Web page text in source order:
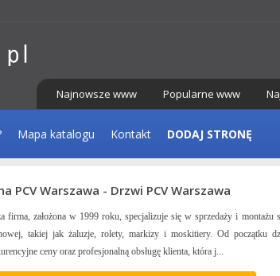
Najnowsze www Popularne www
Mapa katalogu Kontakt DODAJ STRONĘ
Warszawa - Drzwi PCV Warszawa
założona w 1999 roku, specjalizuje się w sprzedaży i montażu
takiej jak żaluzje, rolety, markizy i moskitiery. Od początku
ceny oraz profesjonalną obsługę klienta, która j...